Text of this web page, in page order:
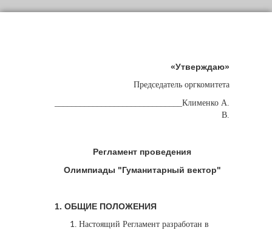
«Утверждаю»
Председатель оргкомитета
______________________________Клименко А.
В.
Регламент проведения
Олимпиады "Гуманитарный вектор"
1. ОБЩИЕ ПОЛОЖЕНИЯ
Настоящий Регламент разработан в